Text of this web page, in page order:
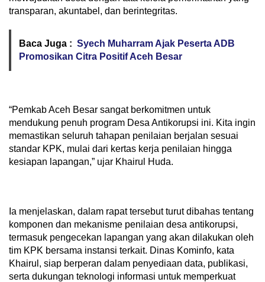
transparan, akuntabel, dan berintegritas.
Baca Juga : Syech Muharram Ajak Peserta ADB
Promosikan Citra Positif Aceh Besar
“Pemkab Aceh Besar sangat berkomitmen untuk
mendukung penuh program Desa Antikorupsi ini. Kita ingin
memastikan seluruh tahapan penilaian berjalan sesuai
standar KPK, mulai dari kertas kerja penilaian hingga
kesiapan lapangan,” ujar Khairul Huda.
Ia menjelaskan, dalam rapat tersebut turut dibahas tentang
komponen dan mekanisme penilaian desa antikorupsi,
termasuk pengecekan lapangan yang akan dilakukan oleh
tim KPK bersama instansi terkait. Dinas Kominfo, kata
Khairul, siap berperan dalam penyediaan data, publikasi,
serta dukungan teknologi informasi untuk memperkuat